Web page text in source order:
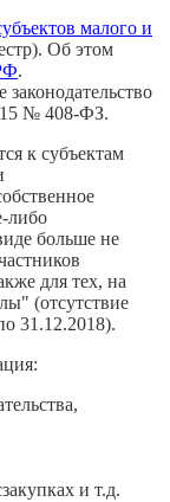
малого и
Об этом
.
№ 408-ФЗ.
к субъектам
либо
больше не
для тех, на
(отсутствие
31.12.2018).
и т.д.